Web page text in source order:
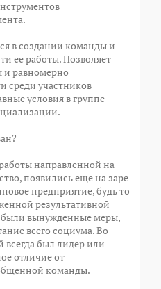
в создании команды и
ее работы. Позволяет
и равномерно
среди участников
условия в группе
направленной на
появились еще на заре
предприятие, будь то
результативной
были вынужденные меры,
всего социума. Во
всегда был лидер или
отличие от
команды.